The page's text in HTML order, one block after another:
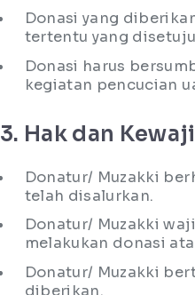
Donasi yang
tertentu yang
Donasi harus
kegiatan pencucian
3. Hak dan
Donatur/ Muzakki
telah disalurkan.
Donatur/ Muzakki
melakukan donasi
Donatur/ Muzakki
diberikan.